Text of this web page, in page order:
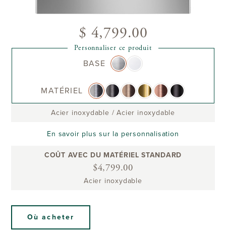
$ 4,799.00
Personnaliser ce produit
BASE
MATÉRIEL
Acier inoxydable / Acier inoxydable
En savoir plus sur la personnalisation
COÛT AVEC DU MATÉRIEL STANDARD
$4,799.00
Acier inoxydable
Où acheter